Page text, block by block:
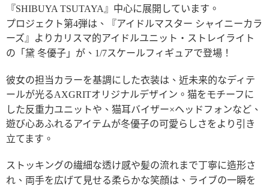
『SHIBUYA TSUTAYA』中心に展開しています。
プロジェクト第4弾は、『アイドルマスター シャイニーカラ
ーズ』よりカリスマ的アイドルユニット・ストレイライト
の「黛 冬優子」が、1/7スケールフィギュアで登場！
彼女の担当カラーを基調にした衣装は、近未来的なディテ
ールが光るAXGRITオリジナルデザイン。猫をモチーフに
した反重力ユニットや、猫耳バイザー×ヘッドフォンなど、
遊び心あふれるアイテムが冬優子の可愛らしさをより引き
立てます。
ストッキングの繊細な透け感や髪の流れまで丁寧に造形さ
れ、両手を広げて見せる柔らかな笑顔は、ライブの一瞬を